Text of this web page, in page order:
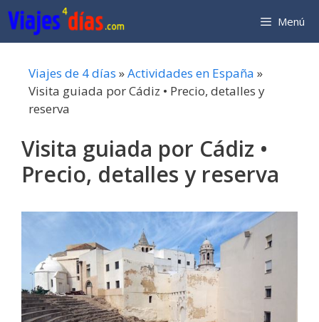
Saltar
al
contenido
Menú
Viajes de 4 días »Actividades en España »
Visita guiada por Cádiz • Precio, detalles y
reserva
Visita guiada por Cádiz •
Precio, detalles y reserva